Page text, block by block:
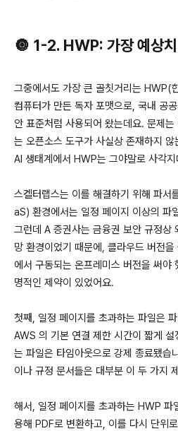
🔘 1-2. HWP: 가장 예상
그중에서도 가장 큰 골칫거리는 HWP(
컴퓨터가 만든 독자 포맷으로, 국내 공
안 표준처럼 사용되어 왔는데요. 문제
는 오픈소스 도구가 사실상 존재하지 않
AI 생태계에서 HWP는 그야말로 사각
스켈터랩스는 이를 해결하기 위해 파서
aS) 환경에서는 일정 페이지 이상의 파
그런데 A 증권사는 금융권 보안 규정상
망 환경이었기 때문에, 클라우드 버전
에서 구동되는 온프레미스 버전을 써야
명적인 제약이 있었어요.
첫째, 일정 페이지를 초과하는 파일은
AWS 의 기본 연결 제한 시간이 짧게
는 파일은 타임아웃으로 강제 종료됐습
이나 규정 문서들은 대부분 이 두 가지
해서, 일정 페이지를 초과하는 HWP 파
용해 PDF로 변환하고, 이를 다시 단위